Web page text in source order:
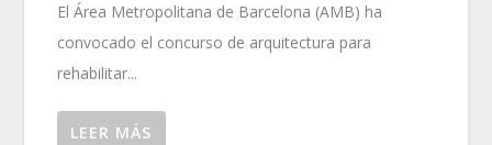
El Área Metropolitana de Barcelona (AMB) ha
convocado el concurso de arquitectura para
rehabilitar...
LEER MÁS